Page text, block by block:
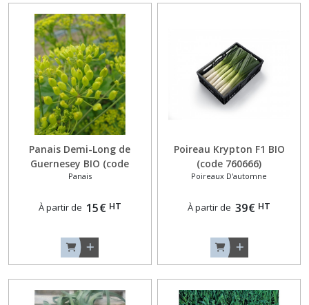
Panais Demi-Long de
Guernesey BIO (code
482698)
Panais
À partir de 15€ HT
Poireau Krypton F1 BIO
(code 760666)
Poireaux D'automne
À partir de 39€ HT